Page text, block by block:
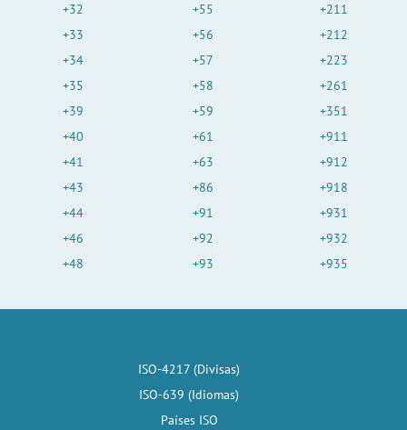
+32
+33
+34
+35
+39
+40
+41
+43
+44
+46
+48
+55
+56
+57
+58
+59
+61
+63
+86
+91
+92
+93
+211
+212
+223
+261
+351
+911
+912
+918
+931
+932
+935
ISO-4217 (Divisas)
ISO-639 (Idiomas)
Países ISO